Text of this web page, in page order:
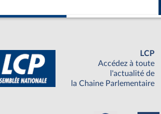
LCP
Accédez à toute
l'actualité de
la Chaine Parlementaire